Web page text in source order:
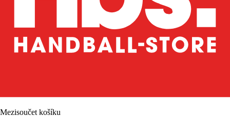
Mezisoučet košíku